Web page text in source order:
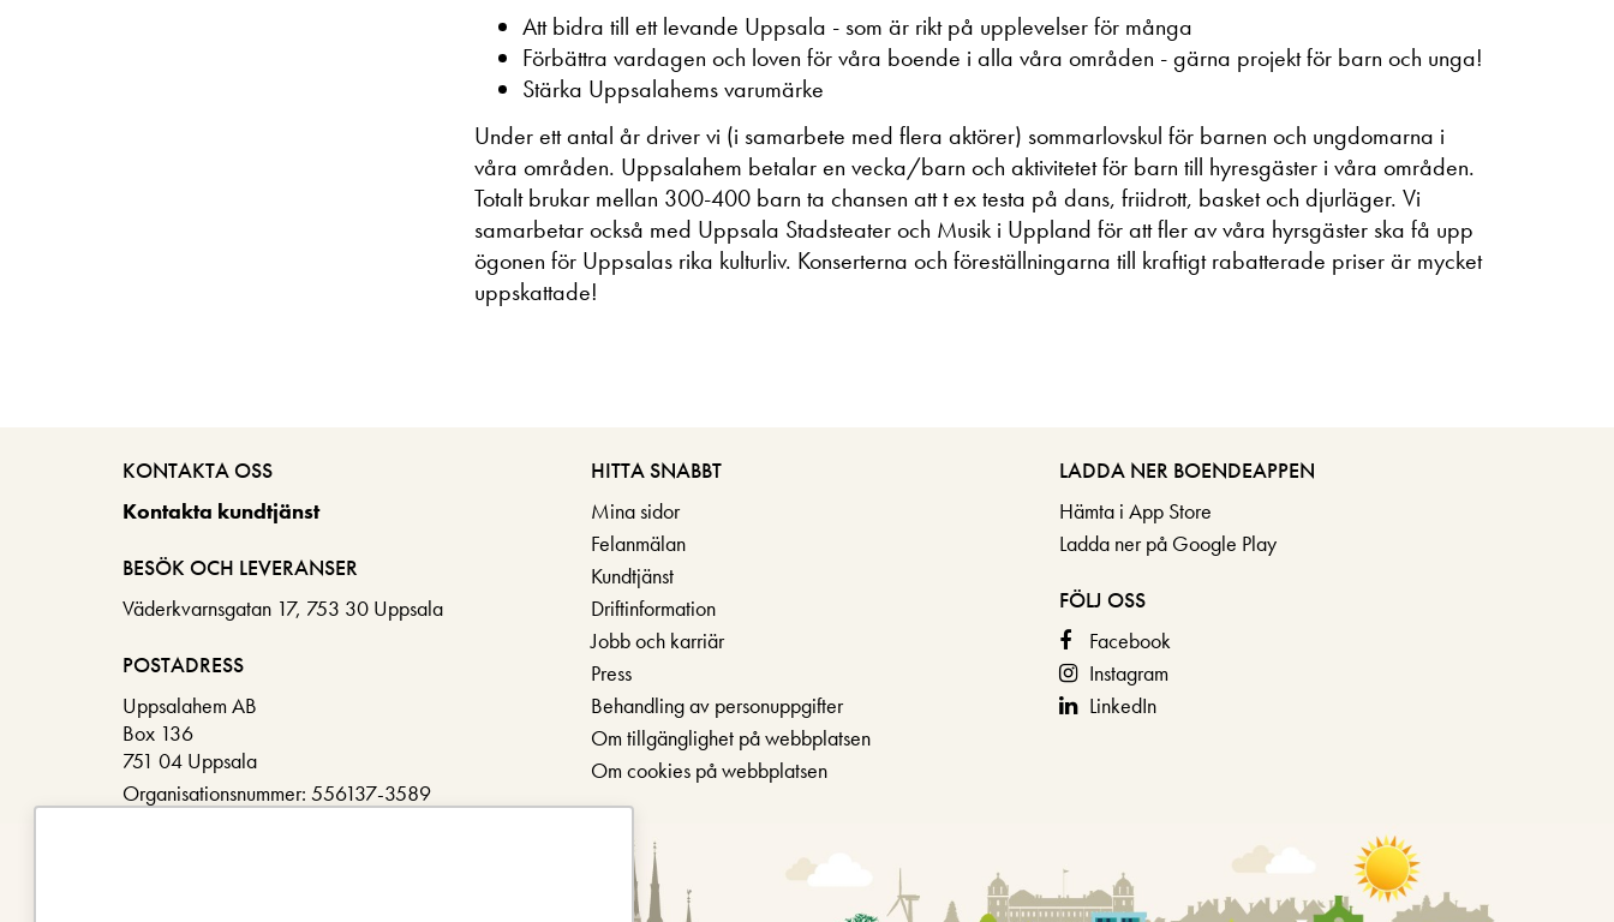
Att bidra till ett levande Uppsala - som är rikt på upplevelser för många
Förbättra vardagen och loven för våra boende i alla våra områden - gärna projekt för barn och unga!
Stärka Uppsalahems varumärke
Under ett antal år driver vi (i samarbete med flera aktörer) sommarlovskul för barnen och ungdomarna i
våra områden. Uppsalahem betalar en vecka/barn och aktivitetet för barn till hyresgäster i våra områden.
Totalt brukar mellan 300-400 barn ta chansen att t ex testa på dans, friidrott, basket och djurläger. Vi
samarbetar också med Uppsala Stadsteater och Musik i Uppland för att fler av våra hyrsgäster ska få upp
ögonen för Uppsalas rika kulturliv. Konserterna och föreställningarna till kraftigt rabatterade priser är mycket
uppskattade!
KONTAKTA OSS
Kontakta kundtjänst
BESÖK OCH LEVERANSER
Väderkvarnsgatan 17, 753 30 Uppsala
POSTADRESS
Uppsalahem AB
Box 136
751 04 Uppsala
Organisationsnummer: 556137-3589
HITTA SNABBT
Mina sidor
Felanmälan
Kundtjänst
Driftinformation
Jobb och karriär
Press
Behandling av personuppgifter
Om tillgänglighet på webbplatsen
Om cookies på webbplatsen
LADDA NER BOENDEAPPEN
Hämta i App Store
Ladda ner på Google Play
FÖLJ OSS
Facebook
Instagram
LinkedIn